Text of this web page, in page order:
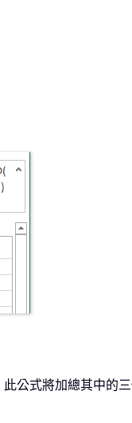
公式將加總其中的